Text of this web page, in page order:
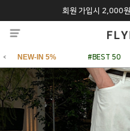
회원 가입시 2,000원
추석 특별 할인 10~20%
NEW-IN 5% #BEST 50